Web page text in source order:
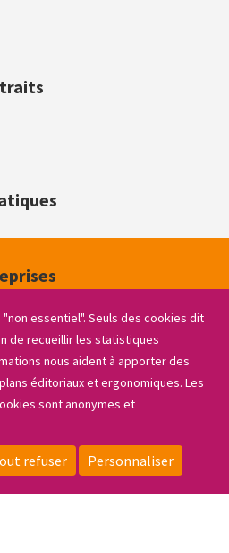
ESPACE PRIVÉ FAIRE UN DON
essentiel". Seuls des cookies dit
de recueillir les statistiques
nous aident à apporter des
éditoriaux et ergonomiques. Les
sont anonymes et
refuser Personnaliser